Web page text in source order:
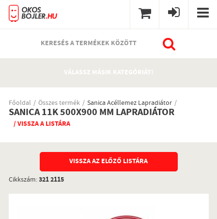
KERESÉS A TERMÉKEK KÖZÖTT
VÁLASSZ MÁSIK KATEGÓRIÁT!
Főoldal Összes termék Sanica Acéllemez Lapradiátor
SANICA 11K 500X900 MM LAPRADIÁTOR
/ VISSZA A LISTÁRA
VISSZA AZ ELŐZŐ LISTÁRA
Cikkszám:321 2115